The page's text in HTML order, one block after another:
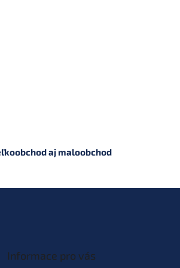
aj maloobchod
Informace pro vás